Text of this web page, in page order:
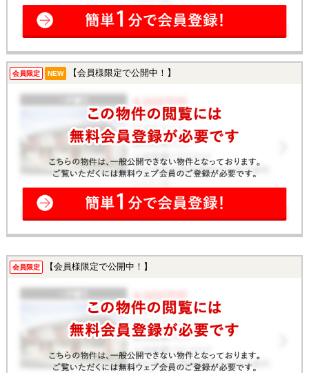
会員限定 NEW 【会員様限定で公開中！】
会員限定 【会員様限定で公開中！】